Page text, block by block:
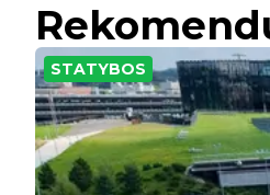
STATYBOS